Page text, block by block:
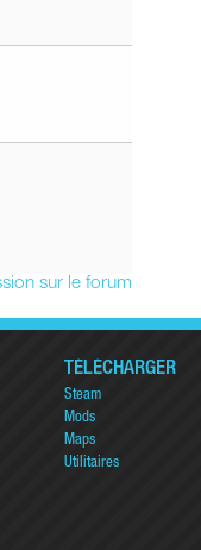
sur le forum
TÉLÉCHARGER
Steam
Mods
Maps
Utilitaires